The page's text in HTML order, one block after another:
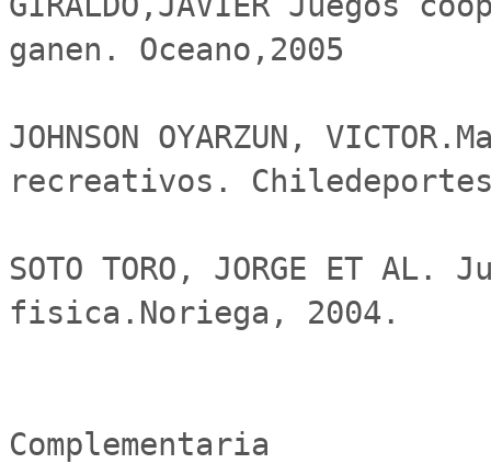
ganen. Oceano,2005
JOHNSON OYARZUN,
recreativos.
SOTO TORO, JORGE ET
fisica.Noriega, 2004.
Complementaria